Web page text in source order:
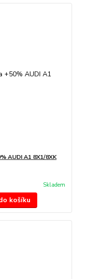
AUDI A1 8X1/8XK
Skladem
košíku